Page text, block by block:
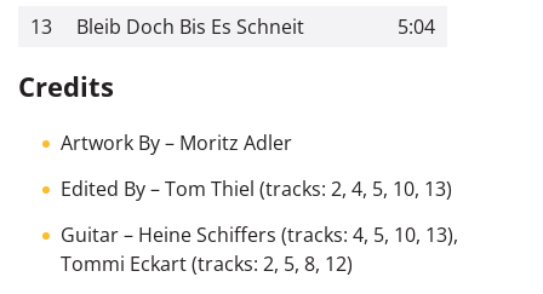
13
Bleib Doch Bis Es Schneit 5:04
Credits
Artwork By– Moritz Adler
Edited By–Tom Thiel (tracks: 2, 4, 5, 10, 13)
Guitar– Heine Schiffers (tracks: 4, 5, 10, 13),
Tommi Eckart(tracks: 2, 5, 8, 12)